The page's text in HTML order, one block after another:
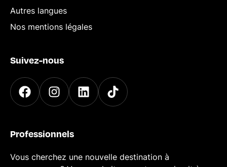
Autres langues
Nos mentions légales
Suivez-nous
Professionnels
Vous cherchez une nouvelle destination à